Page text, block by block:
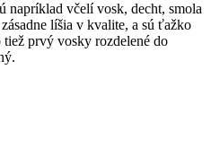
napríklad včelí vosk, decht, smola
líšia v kvalite, a sú ťažko
prvý vosky rozdelené do